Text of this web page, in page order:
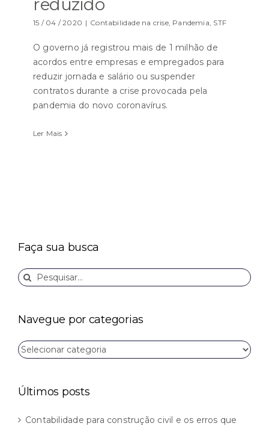
reduzido
15 / 04 / 2020 | Contabilidade na crise, Pandemia, STF
O governo já registrou mais de 1 milhão de
acordos entre empresas e empregados para
reduzir jornada e salário ou suspender
contratos durante a crise provocada pela
pandemia do novo coronavírus.
Ler Mais
Faça sua busca
Buscar
resultados
Navegue por categorias
Navegue
por
Últimos posts
Contabilidade para construção civil e os erros que